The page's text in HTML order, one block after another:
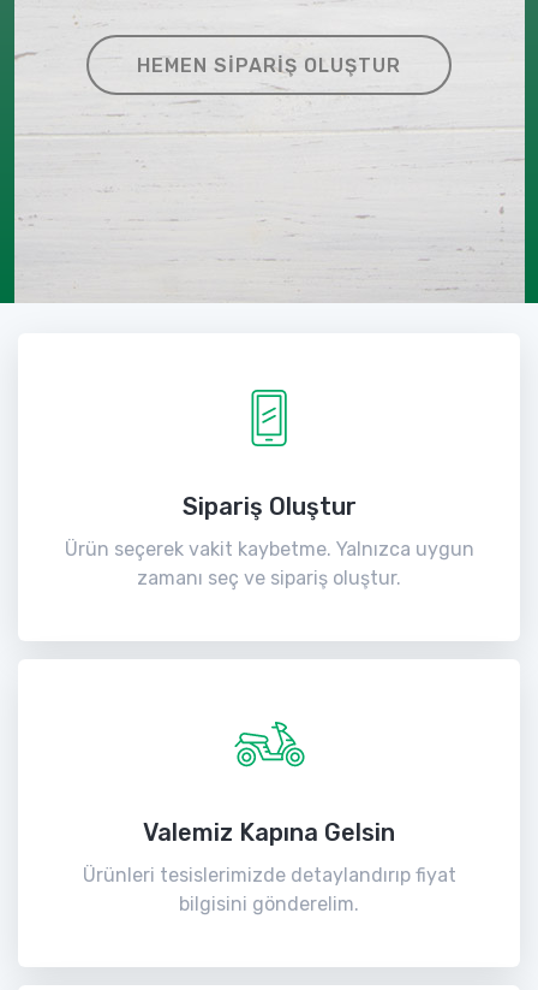
HEMEN SIPARIŞ OLUŞTUR
Sipariş Oluştur
Ürün seçerek vakit kaybetme. Yalnızca uygun
zamanı seç ve sipariş oluştur.
Valemiz Kapına Gelsin
Ürünleri tesislerimizde detaylandırıp fiyat
bilgisini gönderelim.